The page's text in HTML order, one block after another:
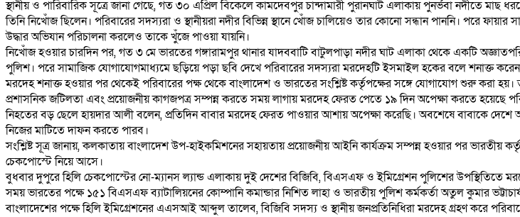
স্থানীয় ও পারিবারিক সূত্রে জানা গেছে, গত ৩০ এপ্রিল বিকেলে কামদেবপুর চান্দামারী পুরানঘাট এলাকায় পুনর্ভবা নদীতে
তিনি নিখোঁজ ছিলেন। পরিবারের সদস্যরা ও স্থানীয়রা নদীর বিভিন্ন স্থানে খোঁজ চালিয়েও তার কোনো সন্ধান পাননি। পরে ফায়ার
উদ্ধার অভিযান পরিচালনা করলেও তাকে খুঁজে পাওয়া যায়নি।
নিখোঁজ হওয়ার চারদিন পর, গত ৩ মে ভারতের গঙ্গারামপুর থানার যাদববাটি বাটুলপাড়া নদীর ঘাট এলাকা থেকে একটি
পুলিশ। পরে সামাজিক যোগাযোগমাধ্যমে ছড়িয়ে পড়া ছবি দেখে পরিবারের সদস্যরা মরদেহটি ইসমাইল হকের বলে শনাক্ত
মরদেহ শনাক্ত হওয়ার পর থেকেই পরিবারের পক্ষ থেকে বাংলাদেশ ও ভারতের সংশ্লিষ্ট কর্তৃপক্ষের সঙ্গে যোগাযোগ শুরু করা হয়।
প্রশাসনিক জটিলতা এবং প্রয়োজনীয় কাগজপত্র সম্পন্ন করতে সময় লাগায় মরদেহ ফেরত পেতে ১৯ দিন অপেক্ষা করতে হয়েছে
নিহতের বড় ছেলে হায়দার আলী বলেন, প্রতিদিন বাবার মরদেহ ফেরত পাওয়ার আশায় অপেক্ষা করেছি। অবশেষে বাবাকে
নিজের মাটিতে দাফন করতে পারব।
সংশ্লিষ্ট সূত্র জানায়, কলকাতায় বাংলাদেশ উপ-হাইকমিশনের সহায়তায় প্রয়োজনীয় আইনি কার্যক্রম সম্পন্ন হওয়ার পর ভারতীয়
চেকপোস্টে নিয়ে আসে।
বুধবার দুপুরে হিলি চেকপোস্টের নো-ম্যানস ল্যান্ড এলাকায় দুই দেশের বিজিবি, বিএসএফ ও ইমিগ্রেশন পুলিশের উপস্থিতিতে
সময় ভারতের পক্ষে ১৫১ বিএসএফ ব্যাটালিয়নের কোম্পানি কমান্ডার নিশিত লাহা ও ভারতীয় পুলিশ কর্মকর্তা অতুল কুমার
বাংলাদেশের পক্ষে হিলি ইমিগ্রেশনের এএসআই আব্দুল তালেব, বিজিবি সদস্য ও স্থানীয় জনপ্রতিনিধিরা মরদেহ গ্রহণ করে